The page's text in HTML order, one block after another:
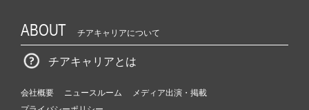
ABOUT チアキャリアについて
チアキャリアとは
会社概要 ニュースルーム
メディア出演・掲載